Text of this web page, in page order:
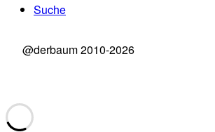
Suche
@derbaum 2010-2026